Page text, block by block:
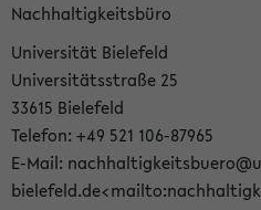
Nachhaltigkeitsbüro
Universität Bielefeld
Universitätsstraße 25
33615 Bielefeld
Telefon: +49 521 106-87965
E-Mail: